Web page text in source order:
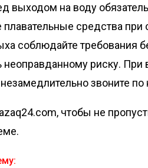
выходом на воду
плавательные средства при
соблюдайте требования
риску. При
звоните по
чтобы не